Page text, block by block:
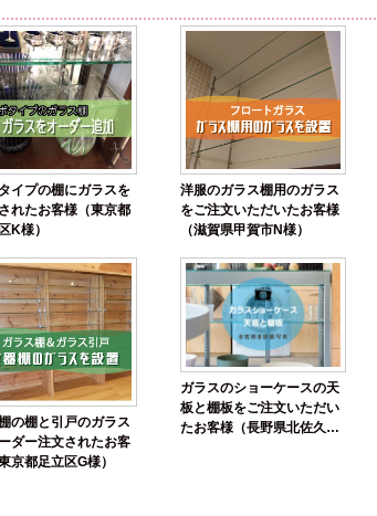
イプの棚にガラスを
れたお客様（東京都
K様）
洋服のガラス棚用のガラス
をご注文いただいたお客様
（滋賀県甲賀市N様）
の棚と引戸のガラス
ダー注文されたお客
京都足立区G様）
ガラスのショーケースの天
板と棚板をご注文いただい
たお客様（長野県北佐久郡